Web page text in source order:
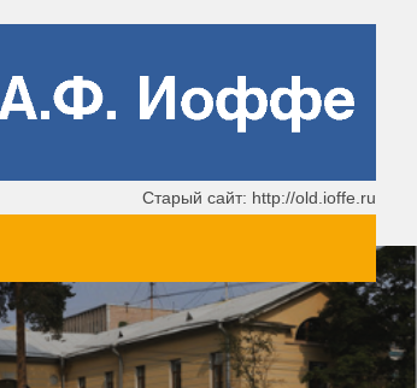
Старый сайт: http://old.ioffe.ru